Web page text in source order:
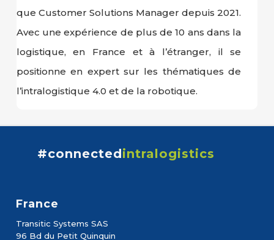
que Customer Solutions Manager depuis 2021.
Avec une expérience de plus de 10 ans dans la
logistique, en France et à l’étranger, il se
positionne en expert sur les thématiques de
l’intralogistique 4.0 et de la robotique.
#connected intralogistics
France
Transitic Systems SAS
96 Bd du Petit Quinquin